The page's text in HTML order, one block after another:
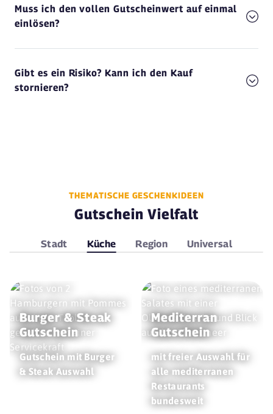
Muss ich den vollen Gutscheinwert auf einmal
einlösen?
Gibt es ein Risiko? Kann ich den Kauf
stornieren?
THEMATISCHE GESCHENKIDEEN
Gutschein Vielfalt
Stadt Küche Region Universal
Burger & Steak
Gutschein
Gutschein mit Burger
& Steak Auswahl
Mediterran
Gutschein
mit freier Auswahl für
alle mediterranen
Restaurants
bundesweit